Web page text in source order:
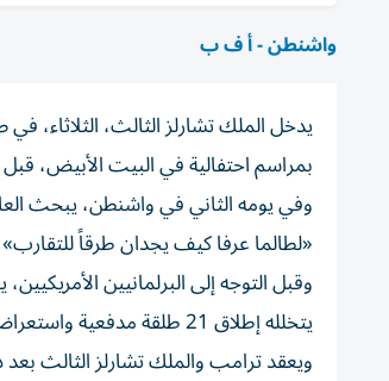
واشنطن - أ ف ب
يدخل الملك تشارلز الثالث، الثلاثاء،
بمراسم احتفالية في البيت الأبيض،
وفي يومه الثاني في واشنطن، يبحث
«لطالما عرفا كيف يجدان طرقاً
وقبل التوجه إلى البرلمانيين
يتخلله إطلاق 21 طلقة مدفعية واستعراض حرس الشرف.
ويعقد ترامب والملك تشارلز الثالث